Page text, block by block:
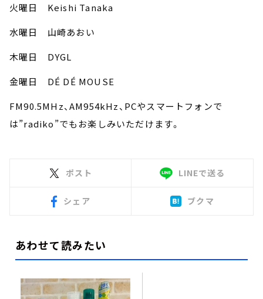
火曜日 Keishi Tanaka
水曜日 山崎あおい
木曜日 DYGL
金曜日 DÉ DÉ MOUSE
FM90.5MHz、AM954kHz、PCやスマートフォンで
は”radiko”でもお楽しみいただけます。
ポスト LINEで送る
シェア ブクマ
あわせて読みたい